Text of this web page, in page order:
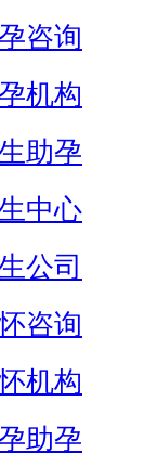
咨询
机构
助孕
中心
公司
咨询
机构
助孕